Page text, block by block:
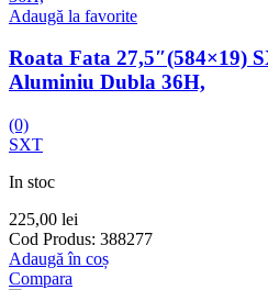
Adaugă la favorite
Roata Fata 27,5″(584×19)
Aluminiu Dubla 36H,
(0)
SXT
In stoc
225,00 lei
Cod Produs: 388277
Adaugă în coș
Compara